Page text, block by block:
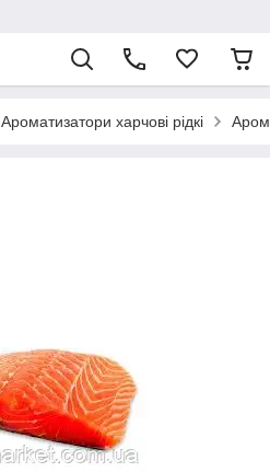
Ароматизатори харчові рідкі